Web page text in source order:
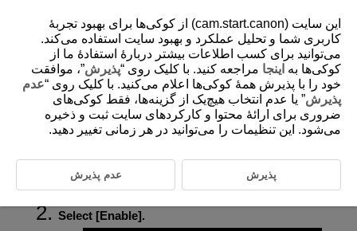
D185-215
UI Magnification
You can magnify menu screens by double-tapping with two fingers.
Select [ :UI magnification] (
).
Select [Enable].
این سایت (cam.start.canon) از کوکی‌ها برای بهبود تجربۀ
کاربری شما و تحلیل عملکرد و بهبود سایت استفاده می‌کند.
می‌توانید برای کسب اطلاعات بیشتر دربارۀ استفادۀ ما از
کوکی‌ها به اینجا مراجعه کنید. با کلیک روی “پذیرش”، موافقت
خود را با پذیرش همۀ کوکی‌ها اعلام می‌کنید. با کلیک روی “عدم
پذیرش” یا عدم انتخاب هیچ‌یک از گزینه‌ها، فقط کوکی‌های
ضروری برای ارائۀ محتوا و کارکردهای سایت ثبت و ذخیره
می‌شود. این تنظیمات را می‌توانید در هر زمانی تغییر دهید.
پذیرش عدم پذیرش